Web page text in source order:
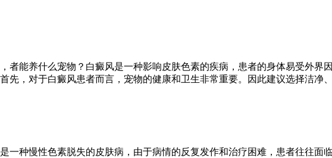
者能养什么宠物？白癜风是一种影响皮肤色素的疾病，患者的身体易受外
先，对于白癜风患者而言，宠物的健康和卫生非常重要。因此建议选择洁净
一种慢性色素脱失的皮肤病，由于病情的反复发作和治疗困难，患者往往